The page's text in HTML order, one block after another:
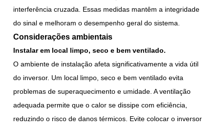
interferência cruzada. Essas medidas mantêm a integridade
do sinal e melhoram o desempenho geral do sistema.
Considerações ambientais
Instalar em local limpo, seco e bem ventilado.
O ambiente de instalação afeta significativamente a vida útil
do inversor. Um local limpo, seco e bem ventilado evita
problemas de superaquecimento e umidade. A ventilação
adequada permite que o calor se dissipe com eficiência,
reduzindo o risco de danos térmicos. Evite colocar o inversor